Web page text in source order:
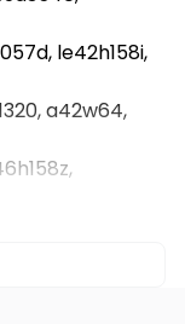
le42h158i,
a42w64,